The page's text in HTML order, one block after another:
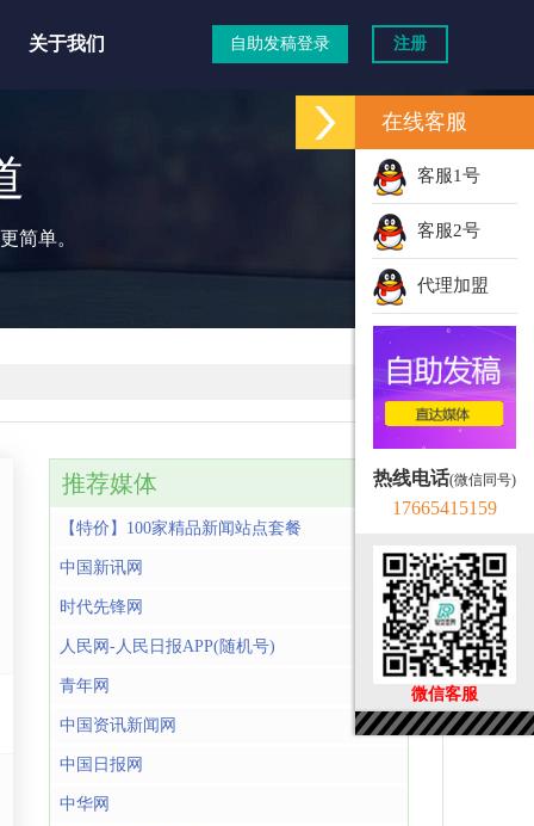
关于我们 自助发稿登录 注册
简单。
推荐媒体
【特价】100家精品新闻站点套餐
中国新讯网
时代先锋网
人民网-人民日报APP(随机号)
青年网
中国资讯新闻网
中国日报网
中华网
在线客服
客服1号
客服2号
代理加盟
热线电话(微信同号)
17665415159
微信客服